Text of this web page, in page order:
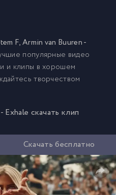
F, Armin van Buuren -
популярные видео
и клипы в хорошем
творчеством
скачать клип
Скачать бесплатно